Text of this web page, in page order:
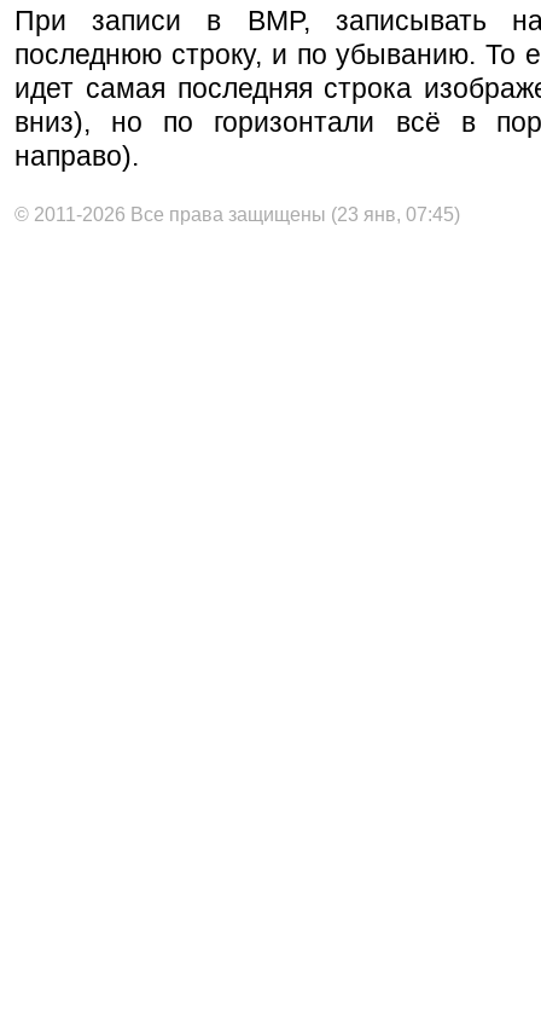
При записи в BMP, записывать
последнюю строку, и по убыванию. То
идет самая последняя строка
вниз), но по горизонтали всё в
направо).
© 2011-2026 Все права защищены (23 янв, 07:45)